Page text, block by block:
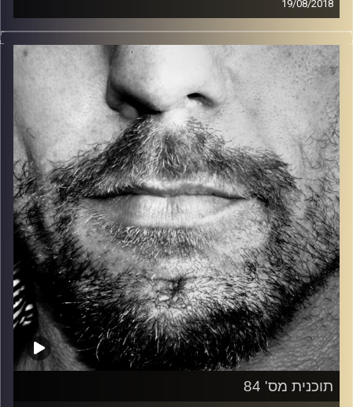
19/08/2018
זיפים, מוזיקה מחוספסת של הופעות חיות. הרבה ג'אם, רוק,
בלוז, bluegrass, ג'אז, Fאנק, פרוגרסיב ואפילו אלקטרוניקה.
כל מה שחי, אמיתי ונושם.
עם שמוליק רגב.
קרדיט תמונות: David Goehring
תוכנית מס' 84